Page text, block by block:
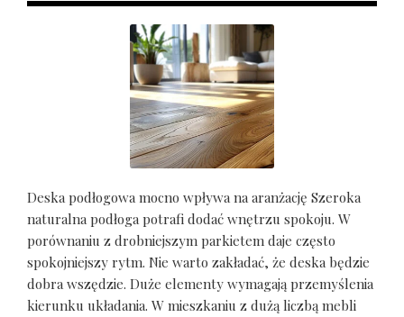
Deska podłogowa mocno wpływa na aranżację Szeroka
naturalna podłoga potrafi dodać wnętrzu spokoju. W
porównaniu z drobniejszym parkietem daje często
spokojniejszy rytm. Nie warto zakładać, że deska będzie
dobra wszędzie. Duże elementy wymagają przemyślenia
kierunku układania. W mieszkaniu z dużą liczbą mebli